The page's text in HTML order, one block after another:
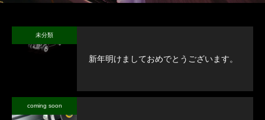
未分類
新年明けましておめでとうございます。
coming soon